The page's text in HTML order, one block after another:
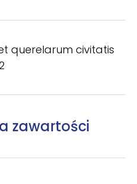
querelarum civitatis
zawartości